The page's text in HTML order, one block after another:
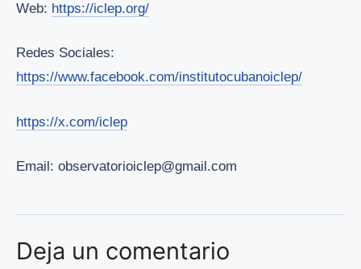
Web: https://iclep.org/
Redes Sociales:
https://www.facebook.com/institutocubanoiclep/
https://x.com/iclep
Email: observatorioiclep@gmail.com
Deja un comentario